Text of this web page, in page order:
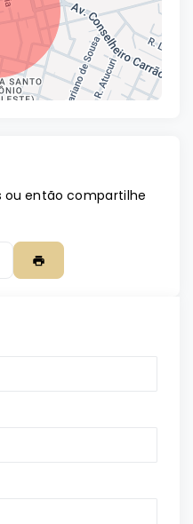
ou então compartilhe